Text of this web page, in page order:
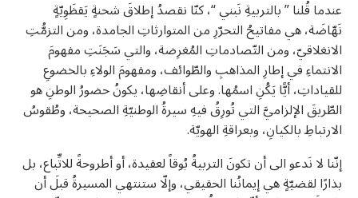
عندما قُلنا ” بالتربيةِ نَبني “، كنّا نقصدُ إطلاقَ شحنةٍ يَقظَوِيّةٍ
نَهّاضَة، هي مفاتيحُ التحرّرِ من المتوارثاتِ الجامدة، ومن التزمُّتِ
الانغلاقيّ، ومن التّصادماتِ المُغرِضة، والتي سَجَنَتِ مفهومَ
الانتماءِ في إطارِ المذاهبِ والطّوائف، ومفهومَ الولاءِ بالخضوعِ
للقياداتِ، أيًّا يَكُنِ اسمُها. وعلى أنقاضِها، يكونُ حضورُ الوطنِ هو
الطّريقَ الإلزاميَّ التي تُورِقُ فيهِ سيرةُ الوطنيّةِ الصحيحة، وطُقوسُ
الارتباطِ بالكيانِ، وبعراقةِ الهويّة.
إنّنا لا نَدعو الى أن تكونَ التربيةُ بُوقاً لعقيدة، أو أطروحةً للاتِّباع، بل
بذارًا لقضيّةٍ هي إيمانُنا الحقيقي، وإلّا ستنتهي المسيرةُ قبلَ أن